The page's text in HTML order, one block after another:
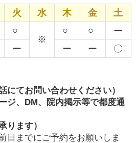
火 水 木 金
土
○
※
○ ○
ー
ー ー ー 〇
にてお問い合わせください）
ジ、DM、院内掲示等で都度通
ります）
までにご予約をお願いしま